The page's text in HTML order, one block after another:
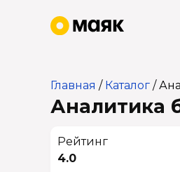
Главная / Каталог /
Аналитика
Рейтинг
4.0